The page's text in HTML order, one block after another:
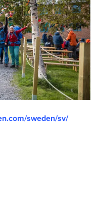
sweden/sv/